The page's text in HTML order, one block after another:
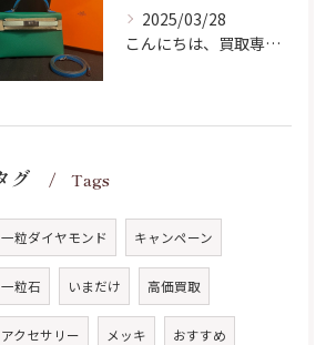
2025/03/28
こんにちは、買取専門店いい蔵です。
グ Tags
一粒ダイヤモンド キャンペーン
一粒石 いまだけ 高価買取
アクセサリー メッキ おすすめ